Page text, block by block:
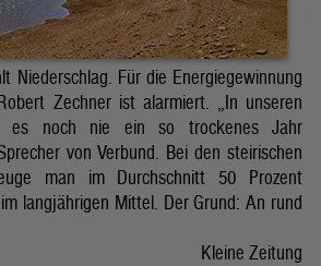
Niederschlag. Für die Energiegewinnung
Zechner ist alarmiert. „In unseren
es noch nie ein so trockenes Jahr
von Verbund. Bei den steirischen
man im Durchschnitt 50 Prozent
langjährigen Mittel. Der Grund: An rund
Kleine Zeitung